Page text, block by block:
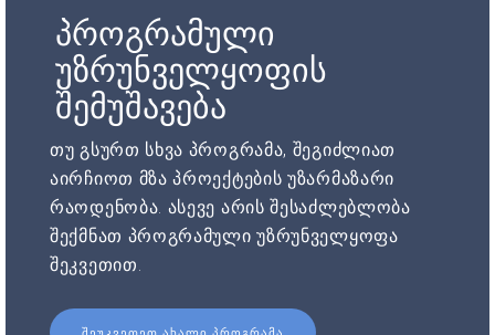
პროგრამული
უზრუნველყოფის
შემუშავება
თუ გსურთ სხვა პროგრამა, შეგიძლიათ
აირჩიოთ მზა პროექტების უზარმაზარი
რაოდენობა. ასევე არის შესაძლებლობა
შექმნათ პროგრამული უზრუნველყოფა
შეკვეთით.